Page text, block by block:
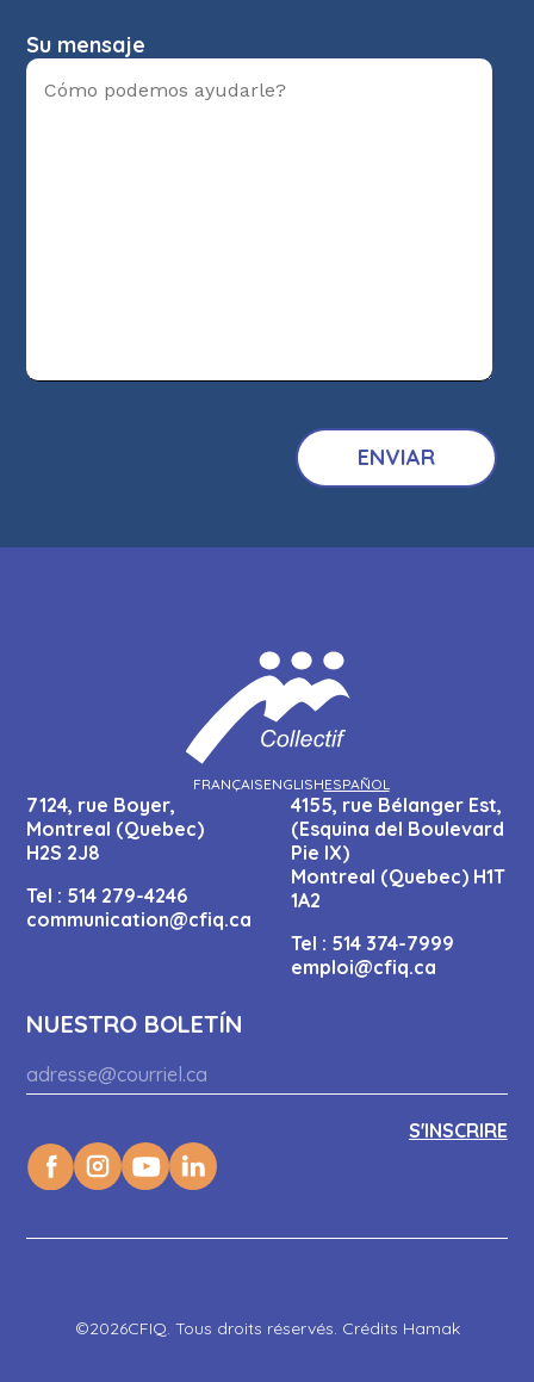
Su mensaje
FRANÇAISENGLISHESPAÑOL
7124, rue Boyer,
Montreal (Quebec)
H2S 2J8
Tel : 514 279-4246
communication@cfiq.ca
4155, rue Bélanger Est,
(Esquina del Boulevard
Pie IX)
Montreal (Quebec) H1T
1A2
Tel : 514 374-7999
emploi@cfiq.ca
NUESTRO BOLETÍN
©2026CFIQ. Tous droits réservés. Crédits Hamak